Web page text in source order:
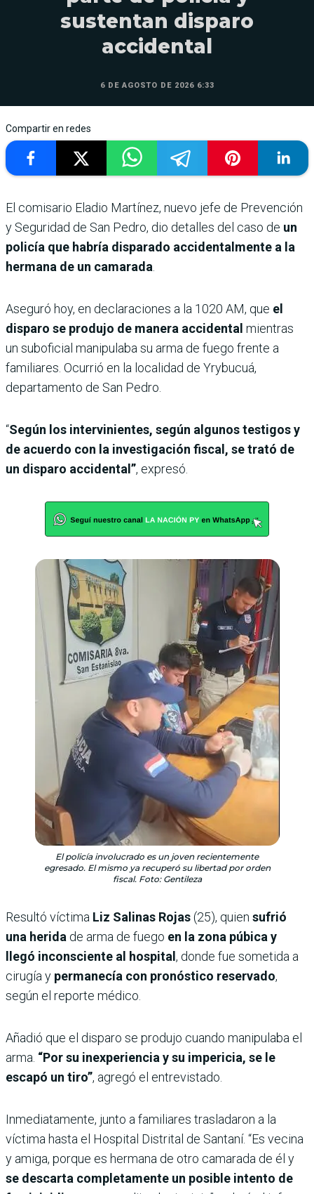
sustentan disparo
accidental
6 DE AGOSTO DE 2026 6:33
Compartir en redes
El comisario Eladio Martínez, nuevo jefe de Prevención
y Seguridad de San Pedro, dio detalles del caso de un
policía que habría disparado accidentalmente a la
hermana de un camarada
Aseguró hoy, en declaraciones a la 1020 AM, que el
disparo se produjo de manera accidental mientras
un suboficial manipulaba su arma de fuego frente a
familiares. Ocurrió en la localidad de Yrybucuá,
departamento de San Pedro.
“Según los intervinientes, según algunos testigos y
de acuerdo con la investigación fiscal, se trató de
un disparo accidental”, expresó.
El policía involucrado es un joven recientemente
egresado. El mismo ya recuperó su libertad por orden
fiscal. Foto: Gentileza
Resultó víctima Liz Salinas Rojas(25), quien sufrió
una herida de arma de fuego en la zona púbica y
llegó inconsciente al hospital, donde fue sometida a
cirugía y permanecía con pronóstico reservado,
según el reporte médico.
Añadió que el disparo se produjo cuando manipulaba el
arma. “Por su inexperiencia y su impericia, se le
escapó un tiro”, agregó el entrevistado.
Inmediatamente, junto a familiares trasladaron a la
víctima hasta el Hospital Distrital de Santaní. “Es vecina
y amiga, porque es hermana de otro camarada de él y
se descarta completamente un posible intento de